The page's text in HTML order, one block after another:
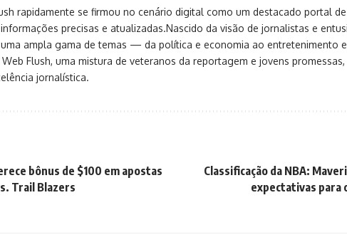
rapidamente se firmou no cenário digital como um destacado portal
precisas e atualizadas.Nascido da visão de jornalistas e
ampla gama de temas — da política e economia ao entretenimento
Flush, uma mistura de veteranos da reportagem e jovens
jornalística.
bônus de $100 em apostas
Trail Blazers
Classificação da NBA:
expectativas para